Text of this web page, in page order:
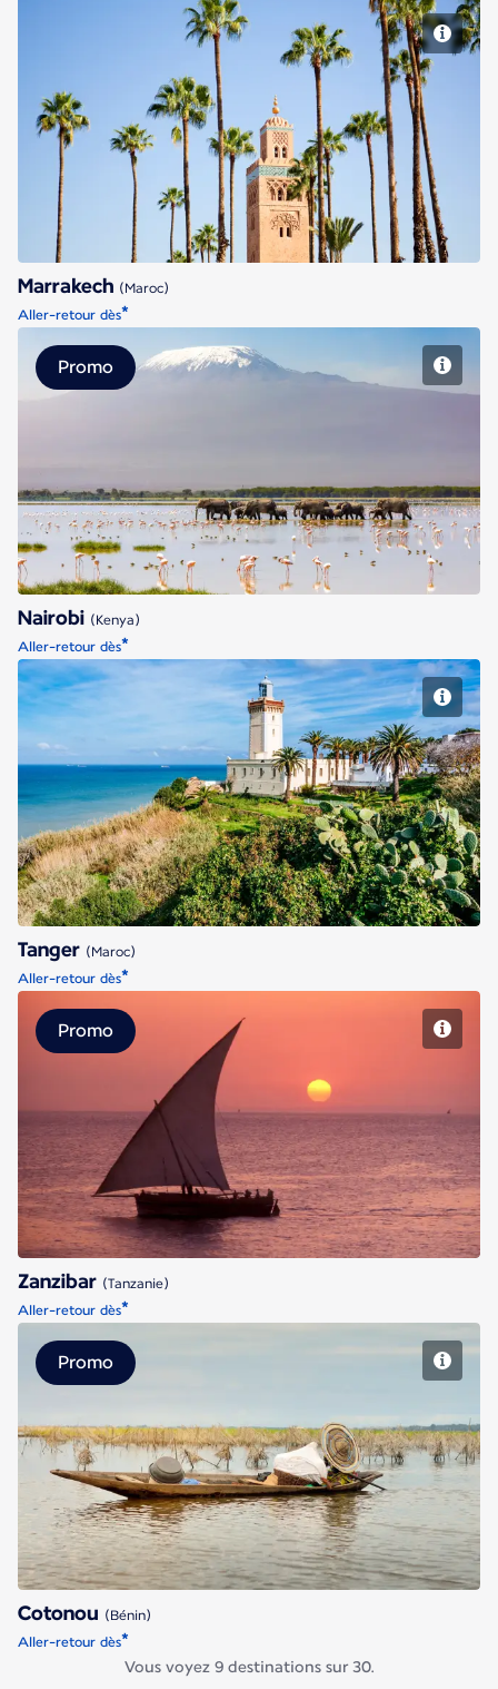
Marrakech
Marrakech (Maroc)
Aller-retour dès*
Promo
Nairobi (Kenya)
Aller-retour dès*
Tanger
Tanger (Maroc)
Aller-retour dès*
Zanzibar
Promo
Zanzibar (Tanzanie)
Aller-retour dès*
Cotonou
Promo
Cotonou (Bénin)
Aller-retour dès*
Vous voyez 9 destinations sur 30.